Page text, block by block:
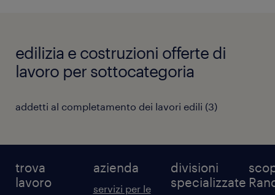
edilizia e costruzioni offerte di
lavoro per sottocategoria
addetti al completamento dei lavori edili (3)
trova
lavoro
azienda
servizi per le
divisioni
specializzate